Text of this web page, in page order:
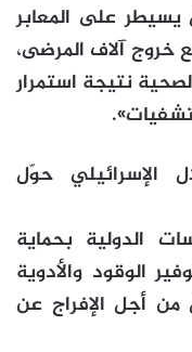
يسيطر على المعابر
خروج آلاف المرضى،
نتيجة استمرار
الإسرائيلي حوّل
الدولية بحماية
الوقود والأدوية
من أجل الإفراج عن